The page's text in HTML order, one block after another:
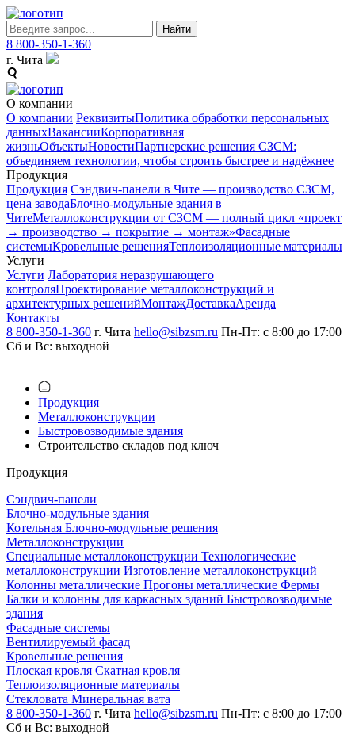
Найти
8 800-350-1-360
г. Чита
О компании
О компании РеквизитыПолитика обработки персональных
данныхВакансииКорпоративная
жизньОбъектыНовостиПартнерские решения СЗСМ:
объединяем технологии, чтобы строить быстрее и надёжнее
Продукция
Продукция Сэндвич-панели в Чите — производство СЗСМ,
цена заводаБлочно-модульные здания в
ЧитеМеталлоконструкции от СЗСМ ― полный цикл «проект
→ производство → покрытие → монтаж»Фасадные
системыКровельные решенияТеплоизоляционные материалы
Услуги
Услуги Лаборатория неразрушающего
контроляПроектирование металлоконструкций и
архитектурных решенийМонтажДоставкаАренда
Контакты
8 800-350-1-360 г. Чита hello@sibzsm.ru Пн-Пт: с 8:00 до 17:00
Сб и Вс: выходной
Продукция
Металлоконструкции
Быстровозводимые здания
Строительство складов под ключ
Продукция
Сэндвич-панели
Блочно-модульные здания
Котельная Блочно-модульные решения
Металлоконструкции
Специальные металлоконструкции Технологические
металлоконструкции Изготовление металлоконструкций
Колонны металлические Прогоны металлические Фермы
Балки и колонны для каркасных зданий Быстровозводимые
здания
Фасадные системы
Вентилируемый фасад
Кровельные решения
Плоская кровля Скатная кровля
Теплоизоляцион­ные материалы
Стекловата Минеральная вата
8 800-350-1-360 г. Чита hello@sibzsm.ru Пн-Пт: с 8:00 до 17:00
Сб и Вс: выходной